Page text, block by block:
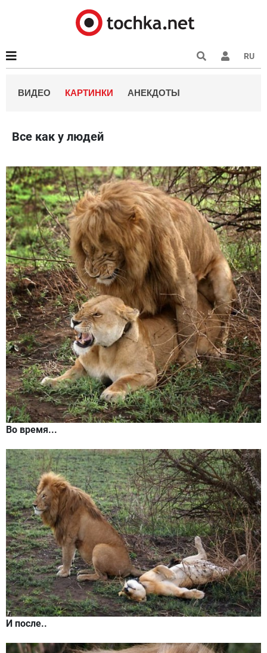
RU
ВИДЕО КАРТИНКИ АНЕКДОТЫ
Все как у людей
Во время...
И после..